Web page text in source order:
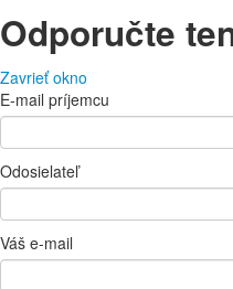
Odporučte
Zavrieť okno
E-mail príjemcu
Odosielateľ
Váš e-mail